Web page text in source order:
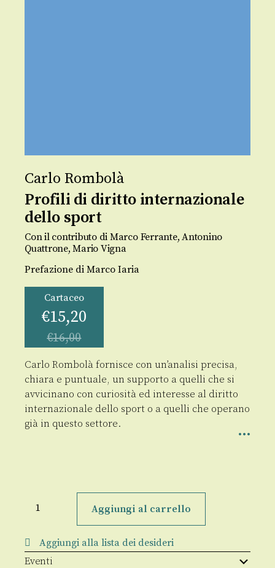
Carlo Rombolà
Profili di diritto internazionale
dello sport
Con il contributo di Marco Ferrante, Antonino
Quattrone, Mario Vigna
Prefazione di Marco Iaria
Cartaceo
€15,20
€16,00
Carlo Rombolà fornisce con un’analisi precisa,
chiara e puntuale, un supporto a quelli che si
avvicinano con curiosità ed interesse al diritto
internazionale dello sport o a quelli che operano
già in questo settore.
internazionale
dello
sport
quantità
Aggiungi al carrello
Aggiungi alla lista dei desideri
Eventi